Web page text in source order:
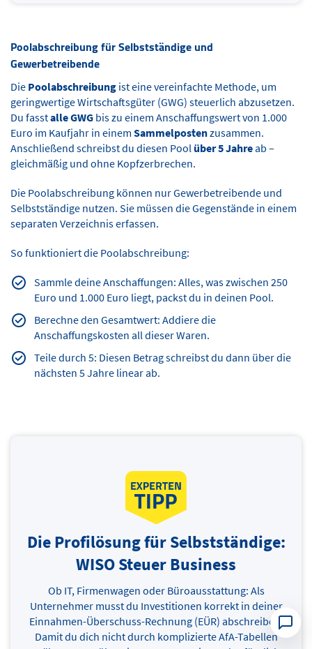
Poolabschreibung für Selbstständige und
Gewerbetreibende
Die Poolabschreibung ist eine vereinfachte Methode, um
geringwertige Wirtschaftsgüter (GWG) steuerlich abzusetzen.
Du fasstalle GWG bis zu einem Anschaffungswert von 1.000
Euro im Kaufjahr in einem Sammelpostenzusammen.
Anschließend schreibst du diesen Pool über 5 Jahreab –
gleichmäßig und ohne Kopfzerbrechen.
Die Poolabschreibung können nur Gewerbetreibende und
Selbstständige nutzen. Sie müssen die Gegenstände in einem
separaten Verzeichnis erfassen.
So funktioniert die Poolabschreibung:
Sammle deine Anschaffungen: Alles, was zwischen 250
Euro und 1.000 Euro liegt, packst du in deinen Pool.
Berechne den Gesamtwert: Addiere die
Anschaffungskosten all dieser Waren.
Teile durch 5: Diesen Betrag schreibst du dann über die
nächsten 5 Jahre linear ab.
Die Profilösung für Selbstständige:
WISO Steuer Business
Ob IT, Firmenwagen oder Büroausstattung: Als
Unternehmer musst du Investitionen korrekt in deiner
Einnahmen-Überschuss-Rechnung (EÜR) abschreiben.
Damit du dich nicht durch komplizierte AfA-Tabellen